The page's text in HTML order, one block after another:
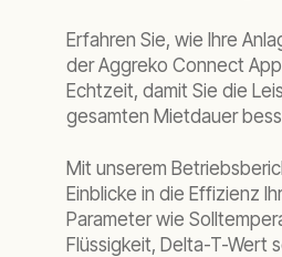
Erfahren Sie, wie Ihre
der Aggreko Connect
Echtzeit, damit Sie die
gesamten Mietdauer
Mit unserem
Einblicke in die Effizienz
Parameter wie
Flüssigkeit, Delta-T-Wert